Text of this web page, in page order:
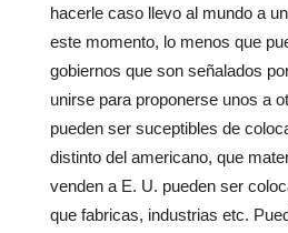
hacerle caso llevo al mundo a
este momento, lo menos que
gobiernos que son señalados
unirse para proponerse unos a
pueden ser suceptibles de
distinto del americano, que
venden a E. U. pueden ser
que fabricas, industrias etc.